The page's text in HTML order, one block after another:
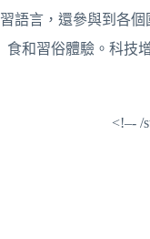
習語言，還參與到各
食和習俗體驗。科技
<!–- /